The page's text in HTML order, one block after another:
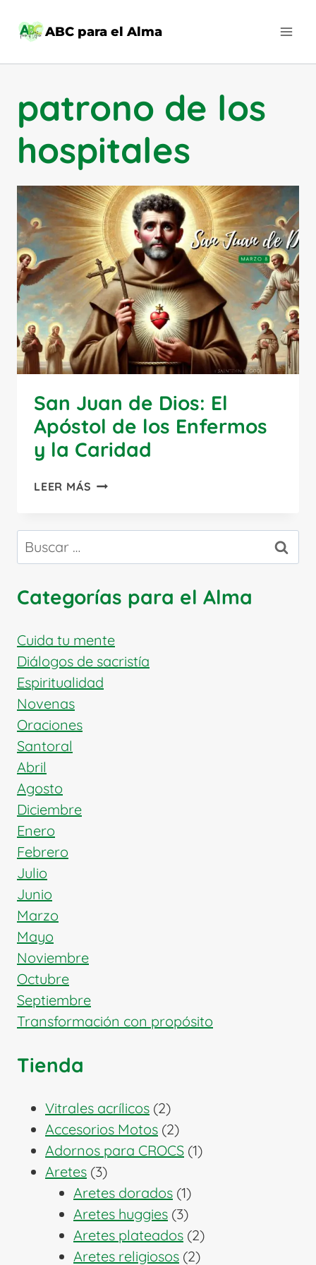
ABC para el Alma
patrono de los
hospitales
San Juan de Dios: El
Apóstol de los Enfermos
y la Caridad
LEER MÁS SAN
DIOS:
APÓSTOL
LOS
Y
LA
CARIDAD
Buscar:
Categorías para el Alma
Cuida tu mente
Diálogos de sacristía
Espiritualidad
Novenas
Oraciones
Santoral
Abril
Agosto
Diciembre
Enero
Febrero
Julio
Junio
Marzo
Mayo
Noviembre
Octubre
Septiembre
Transformación con propósito
Tienda
Vitrales acrílicos 22
productos
Accesorios Motos 22
productos
Adornos para CROCS 11
Aretes 33
productos
Aretes dorados 11
producto
Aretes huggies 33
productos
Aretes plateados 22
productos
Aretes religiosos 22